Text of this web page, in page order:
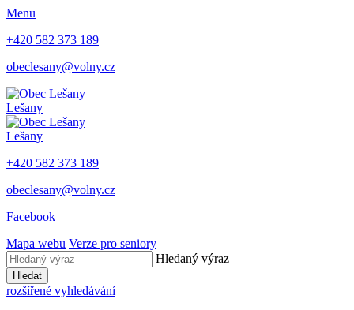
Menu
+420 582 373 189
obeclesany@volny.cz
Lešany
Lešany
+420 582 373 189
obeclesany@volny.cz
Facebook
Mapa webu Verze pro seniory
Hledaný výraz
Hledat
rozšířené vyhledávání